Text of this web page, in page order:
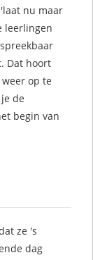
nu maar
leerlingen
Dat hoort
op te
de
begin van
ze 's
dag